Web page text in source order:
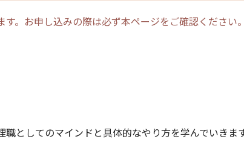
。お申し込みの際は必ず本ページをご確認ください
としてのマインドと具体的なやり方を学んでいきま